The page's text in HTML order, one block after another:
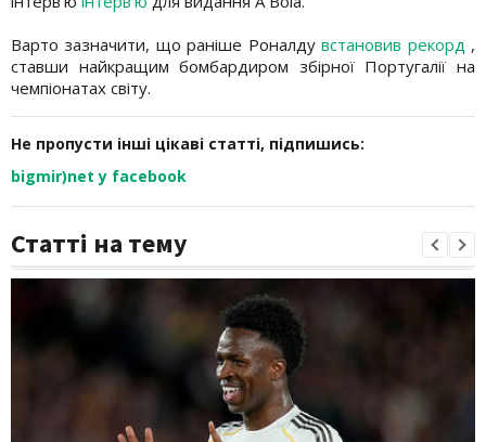
Варто зазначити, що раніше Роналдувстановив рекорд ,
ставши найкращим бомбардиром збірної Португалії на
чемпіонатах світу.
Не пропусти інші цікаві статті, підпишись:
bigmir)net у facebook
Статті на тему